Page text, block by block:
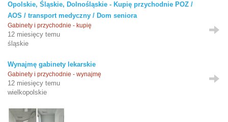
Opolskie, Śląskie, Dolnośląskie - Kupię przychodnie POZ /
AOS / transport medyczny / Dom seniora
Gabinety i przychodnie - kupię
12 miesięcy temu
śląskie
Wynajmę gabinety lekarskie
Gabinety i przychodnie - wynajmę
12 miesięcy temu
wielkopolskie